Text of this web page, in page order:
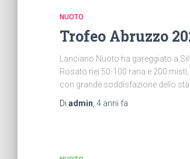
NUOTO
Trofeo Abruzzo
Lanciano Nuoto ha gareggiato a
Rosato nei 50-100 rana e 200
con grande soddisfazione dello
Di admin 4 anni fa